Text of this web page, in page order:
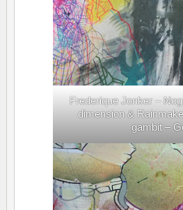
Frederique Jonker –
dimension &
gambit –